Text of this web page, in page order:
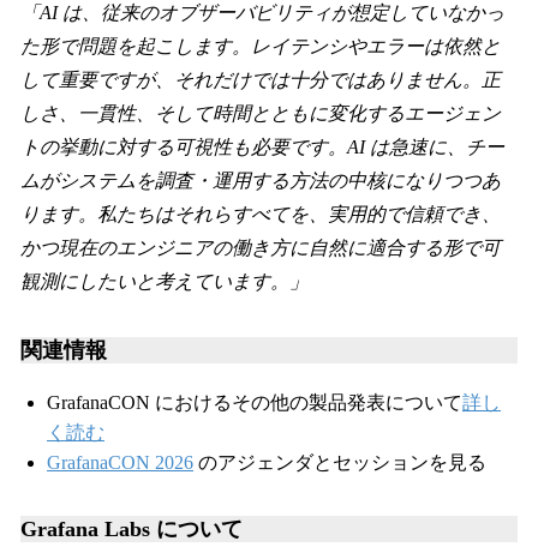
「AI は、従来のオブザーバビリティが想定していなかっ
た形で問題を起こします。レイテンシやエラーは依然と
して重要ですが、それだけでは十分ではありません。正
しさ、一貫性、そして時間とともに変化するエージェン
トの挙動に対する可視性も必要です。AI は急速に、チー
ムがシステムを調査・運用する方法の中核になりつつあ
ります。私たちはそれらすべてを、実用的で信頼でき、
かつ現在のエンジニアの働き方に自然に適合する形で可
観測にしたいと考えています。」
関連情報
GrafanaCON におけるその他の製品発表について詳し
く読む
GrafanaCON 2026 のアジェンダとセッションを見る
Grafana Labs について